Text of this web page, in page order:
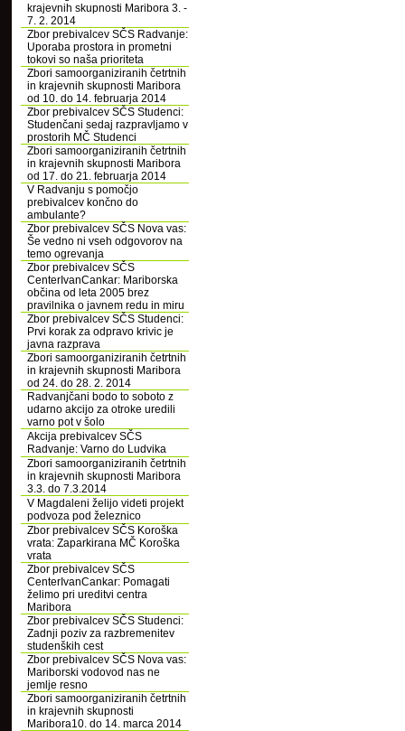
krajevnih skupnosti Maribora 3. -
7. 2. 2014
Zbor prebivalcev SČS Radvanje:
Uporaba prostora in prometni
tokovi so naša prioriteta
Zbori samoorganiziranih četrtnih
in krajevnih skupnosti Maribora
od 10. do 14. februarja 2014
Zbor prebivalcev SČS Studenci:
Studenčani sedaj razpravljamo v
prostorih MČ Studenci
Zbori samoorganiziranih četrtnih
in krajevnih skupnosti Maribora
od 17. do 21. februarja 2014
V Radvanju s pomočjo
prebivalcev končno do
ambulante?
Zbor prebivalcev SČS Nova vas:
Še vedno ni vseh odgovorov na
temo ogrevanja
Zbor prebivalcev SČS
CenterIvanCankar: Mariborska
občina od leta 2005 brez
pravilnika o javnem redu in miru
Zbor prebivalcev SČS Studenci:
Prvi korak za odpravo krivic je
javna razprava
Zbori samoorganiziranih četrtnih
in krajevnih skupnosti Maribora
od 24. do 28. 2. 2014
Radvanjčani bodo to soboto z
udarno akcijo za otroke uredili
varno pot v šolo
Akcija prebivalcev SČS
Radvanje: Varno do Ludvika
Zbori samoorganiziranih četrtnih
in krajevnih skupnosti Maribora
3.3. do 7.3.2014
V Magdaleni želijo videti projekt
podvoza pod železnico
Zbor prebivalcev SČS Koroška
vrata: Zaparkirana MČ Koroška
vrata
Zbor prebivalcev SČS
CenterIvanCankar: Pomagati
želimo pri ureditvi centra
Maribora
Zbor prebivalcev SČS Studenci:
Zadnji poziv za razbremenitev
studenških cest
Zbor prebivalcev SČS Nova vas:
Mariborski vodovod nas ne
jemlje resno
Zbori samoorganiziranih četrtnih
in krajevnih skupnosti
Maribora10. do 14. marca 2014